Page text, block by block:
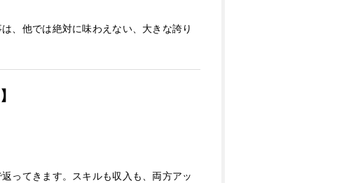
、他では絶対に味わえない、大きな誇り
ってきます。スキルも収入も、両方アッ